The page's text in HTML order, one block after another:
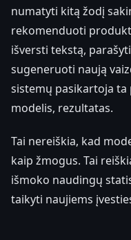
numatyti kitą žodį
rekomenduoti
išversti tekstą,
sugeneruoti naują
sistemų pasikartoja ta
modelis, rezultatas.
Tai nereiškia, kad
kaip žmogus. Tai
išmoko naudingų
taikyti naujiems